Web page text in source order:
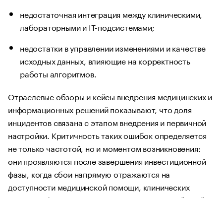
недостаточная интеграция между клиническими,
лабораторными и IT-подсистемами;
недостатки в управлении изменениями и качестве
исходных данных, влияющие на корректность
работы алгоритмов.
Отраслевые обзоры и кейсы внедрения медицинских и
информационных решений показывают, что доля
инцидентов связана с этапом внедрения и первичной
настройки. Критичность таких ошибок определяется
не только частотой, но и моментом возникновения:
они проявляются после завершения инвестиционной
фазы, когда сбои напрямую отражаются на
доступности медицинской помощи, клинических